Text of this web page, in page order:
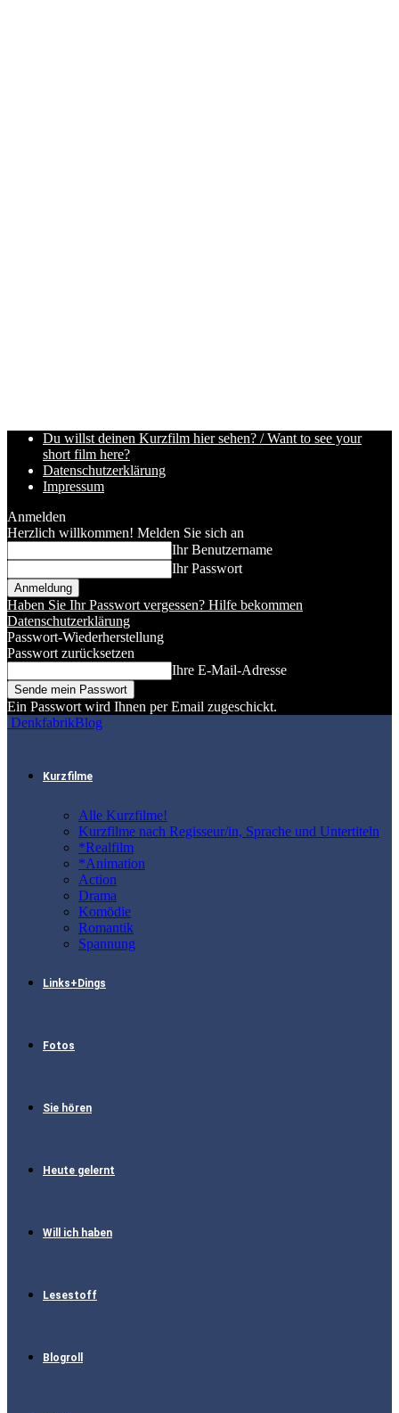
Du willst deinen Kurzfilm hier sehen? / Want to see your
short film here?
Datenschutzerklärung
Impressum
Anmelden
Herzlich willkommen! Melden Sie sich an
Ihr Benutzername
Ihr Passwort
Haben Sie Ihr Passwort vergessen? Hilfe bekommen
Datenschutzerklärung
Passwort-Wiederherstellung
Passwort zurücksetzen
Ihre E-Mail-Adresse
Ein Passwort wird Ihnen per Email zugeschickt.
DenkfabrikBlog
Kurzfilme
Alle Kurzfilme!
Kurzfilme nach Regisseur/in, Sprache und Untertiteln
*Realfilm
*Animation
Action
Drama
Komödie
Romantik
Spannung
Links+Dings
Fotos
Sie hören
Heute gelernt
Will ich haben
Lesestoff
Blogroll